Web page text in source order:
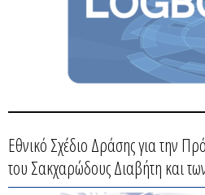
Εθνικό Σχέδιο Δράσης για την
του Σακχαρώδους Διαβήτη και